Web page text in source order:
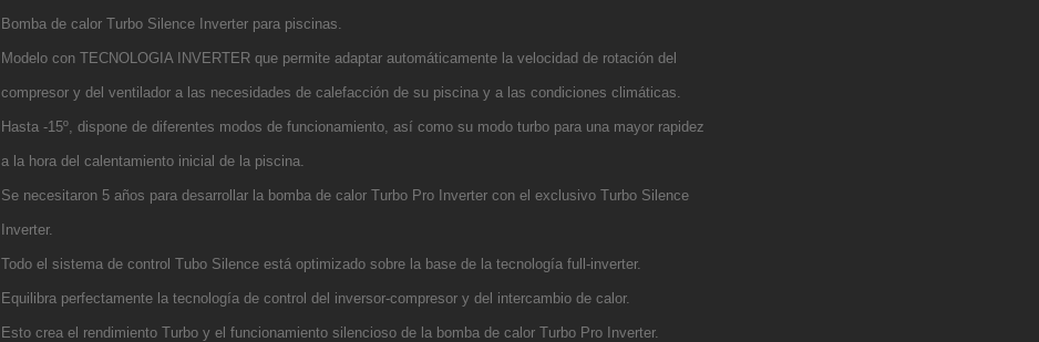
Bomba de calor Turbo Silence Inverter para piscinas.
Modelo con TECNOLOGIA INVERTER que permite adaptar automáticamente la velocidad de rotación del
compresor y del ventilador a las necesidades de calefacción de su piscina y a las condiciones climáticas.
Hasta -15º, dispone de diferentes modos de funcionamiento, así como su modo turbo para una mayor rapidez
a la hora del calentamiento inicial de la piscina.
Se necesitaron 5 años para desarrollar la bomba de calor Turbo Pro Inverter con el exclusivo Turbo Silence
Inverter.
Todo el sistema de control Tubo Silence está optimizado sobre la base de la tecnología full-inverter.
Equilibra perfectamente la tecnología de control del inversor-compresor y del intercambio de calor.
Esto crea el rendimiento Turbo y el funcionamiento silencioso de la bomba de calor Turbo Pro Inverter.